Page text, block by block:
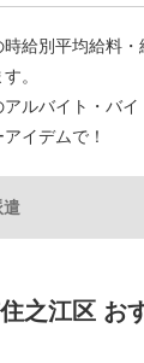
給別平均給料
。
ルバイト・バ
イデムで！
遣
之江区 お